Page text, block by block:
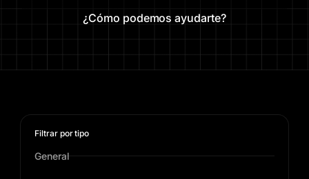
¿Cómo podemos ayudarte?
Filtrar por tipo
General